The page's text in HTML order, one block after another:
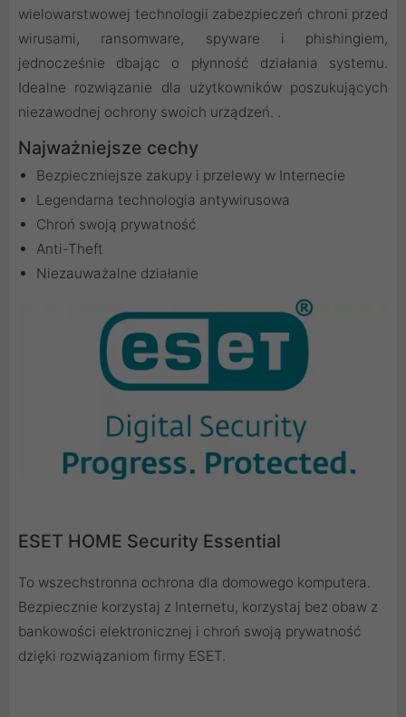
wielowarstwowej technologii zabezpieczeń chroni przed
wirusami, ransomware, spyware i phishingiem,
jednocześnie dbając o płynność działania systemu.
Idealne rozwiązanie dla użytkowników poszukujących
niezawodnej ochrony swoich urządzeń. .
Najważniejsze cechy
Bezpieczniejsze zakupy i przelewy w Internecie
Legendarna technologia antywirusowa
Chroń swoją prywatność
Anti-Theft
Niezauważalne działanie
ESET HOME Security Essential
To wszechstronna ochrona dla domowego komputera.
Bezpiecznie korzystaj z Internetu, korzystaj bez obaw z
bankowości elektronicznej i chroń swoją prywatność
dzięki rozwiązaniom firmy ESET.